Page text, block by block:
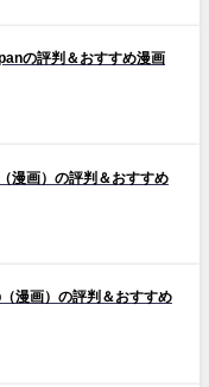
の評判＆おすすめ漫画
漫画）の評判＆おすすめ
漫画）の評判＆おすすめ